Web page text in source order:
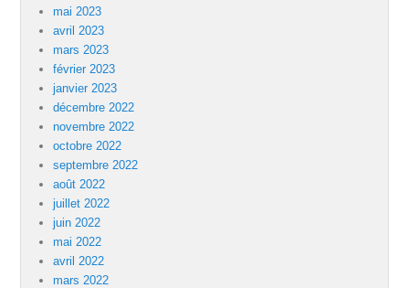
mai 2023
avril 2023
mars 2023
février 2023
janvier 2023
décembre 2022
novembre 2022
octobre 2022
septembre 2022
août 2022
juillet 2022
juin 2022
mai 2022
avril 2022
mars 2022